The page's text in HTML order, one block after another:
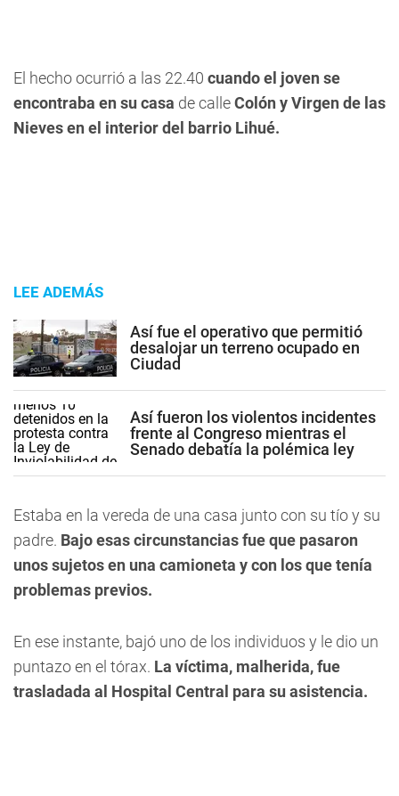
El hecho ocurrió a las 22.40 cuando el joven se
encontraba en su casa de calleColón y Virgen de las
Nieves en el interior del barrio Lihué.
LEE ADEMÁS
Así fue el operativo que permitió
desalojar un terreno ocupado en
Ciudad
Así fueron los violentos incidentes
frente al Congreso mientras el
Senado debatía la polémica ley
Estaba en la vereda de una casa junto con su tío y su
padre. Bajo esas circunstancias fue que pasaron
unos sujetos en una camioneta y con los que tenía
problemas previos.
En ese instante, bajó uno de los individuos y le dio un
puntazo en el tórax. La víctima, malherida, fue
trasladada al Hospital Central para su asistencia.